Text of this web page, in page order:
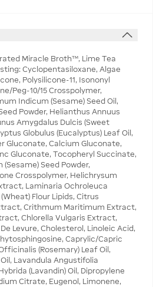
Miracle Broth™, Lime Tea
Cyclopentasiloxane, Algae
Polysilicone-11, Isononyl
Peg-10/15 Crosspolymer,
Indicum (Sesame) Seed Oil,
Powder, Helianthus Annuus
Amygdalus Dulcis (Sweet
Globulus (Eucalyptus) Leaf Oil,
Gluconate, Calcium Gluconate,
Gluconate, Tocopheryl Succinate,
Seed Powder,
Crosspolymer, Helichrysum
Laminaria Ochroleuca
Flour Lipids, Citrus
Crithmum Maritimum Extract,
Chlorella Vulgaris Extract,
Levure, Cholesterol, Linoleic Acid,
Caprylic/Capric
(Rosemary) Leaf Oil,
Lavandula Angustifolia
(Lavandin) Oil, Dipropylene
Citrate, Eugenol, Limonene,